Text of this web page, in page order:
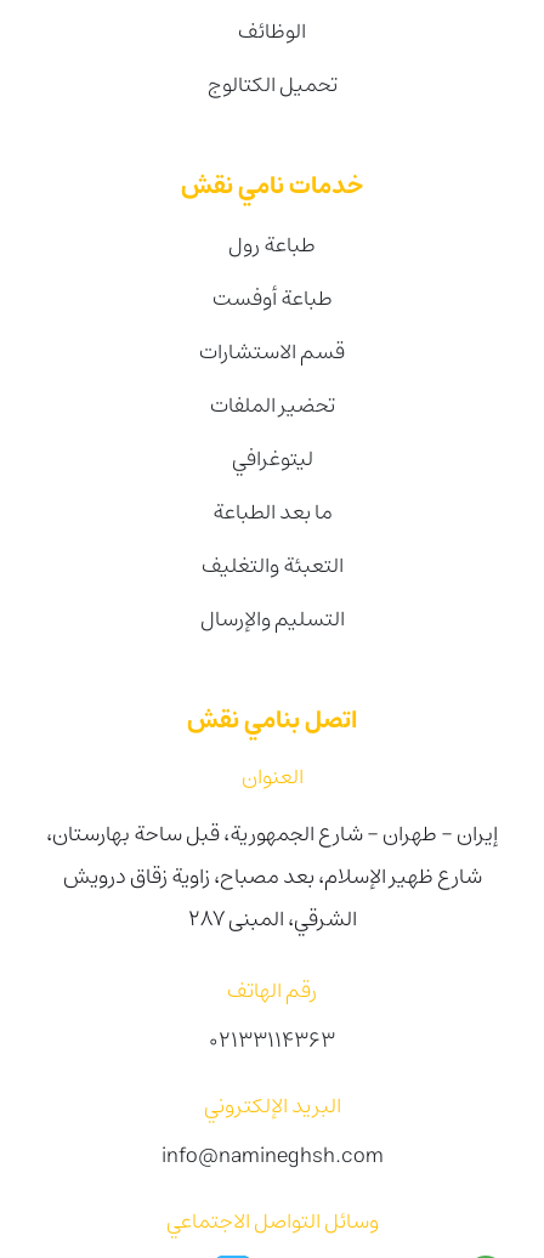
الوظائف
تحميل الكتالوج
خدمات نامي نقش
طباعة رول
طباعة أوفست
قسم الاستشارات
تحضير الملفات
ليتوغرافي
ما بعد الطباعة
التعبئة والتغليف
التسليم والإرسال
اتصل بنامي نقش
العنوان
إيران - طهران - شارع الجمهورية، قبل ساحة بهارستان،
شارع ظهیر الإسلام، بعد مصباح، زاوية زقاق درويش
الشرقي، المبنى 287
رقم الهاتف
02133114363
البريد الإلكتروني
info@namineghsh.com
وسائل التواصل الاجتماعي